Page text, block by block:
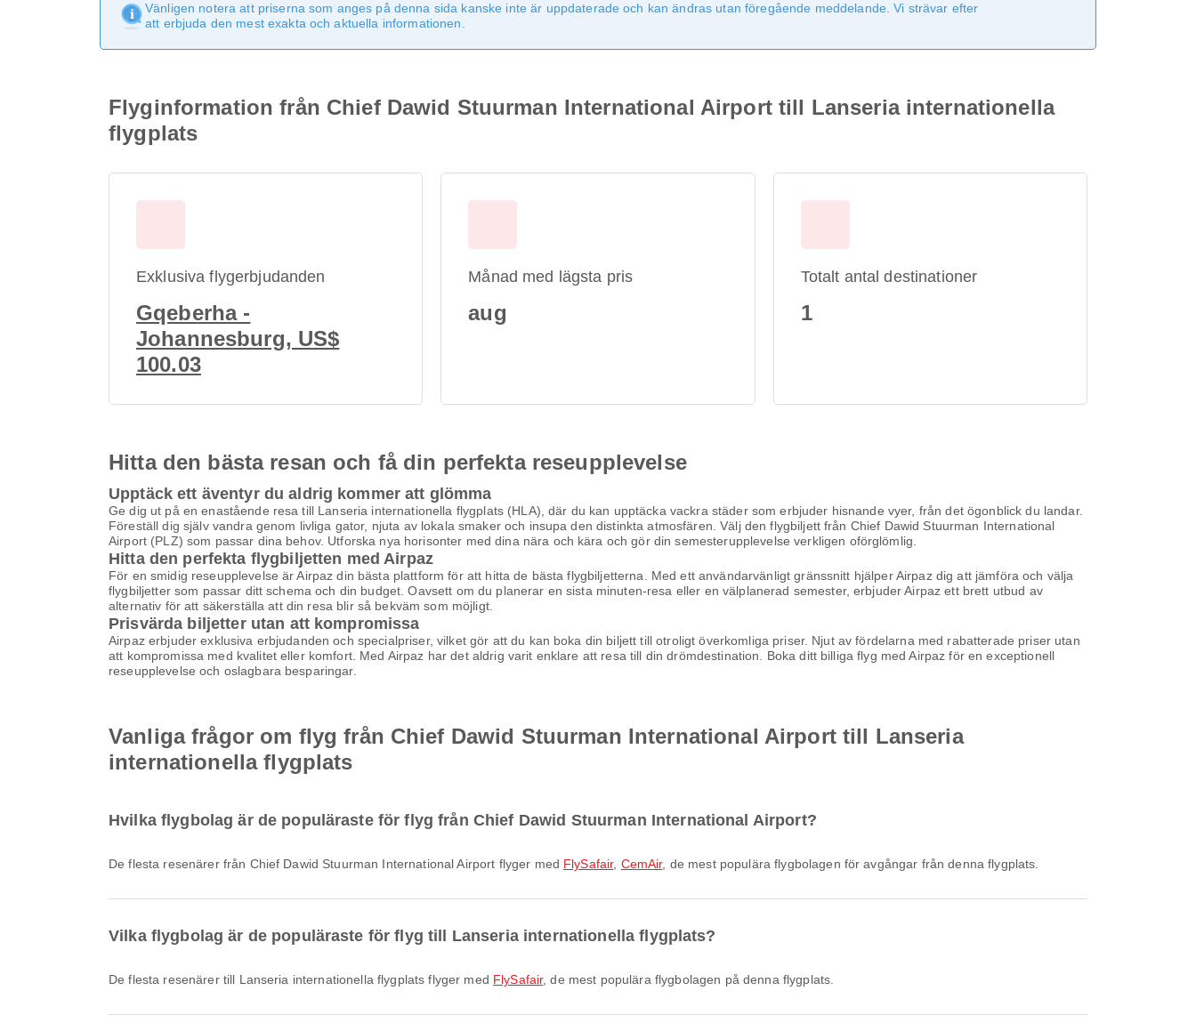
Vänligen notera att priserna som anges på denna sida kanske inte är uppdaterade och kan ändras utan föregående meddelande. Vi strävar efter
att erbjuda den mest exakta och aktuella informationen.
Flyginformation från Chief Dawid Stuurman International Airport till Lanseria internationella
flygplats
Exklusiva flygerbjudanden
Gqeberha -
Johannesburg, US$
100.03
Månad med lägsta pris
aug
Totalt antal destinationer
1
Hitta den bästa resan och få din perfekta reseupplevelse
Upptäck ett äventyr du aldrig kommer att glömma
Ge dig ut på en enastående resa till Lanseria internationella flygplats (HLA), där du kan upptäcka vackra städer som erbjuder hisnande vyer, från det ögonblick du landar.
Föreställ dig själv vandra genom livliga gator, njuta av lokala smaker och insupa den distinkta atmosfären. Välj den flygbiljett från Chief Dawid Stuurman International
Airport (PLZ) som passar dina behov. Utforska nya horisonter med dina nära och kära och gör din semesterupplevelse verkligen oförglömlig.
Hitta den perfekta flygbiljetten med Airpaz
För en smidig reseupplevelse är Airpaz din bästa plattform för att hitta de bästa flygbiljetterna. Med ett användarvänligt gränssnitt hjälper Airpaz dig att jämföra och välja
flygbiljetter som passar ditt schema och din budget. Oavsett om du planerar en sista minuten-resa eller en välplanerad semester, erbjuder Airpaz ett brett utbud av
alternativ för att säkerställa att din resa blir så bekväm som möjligt.
Prisvärda biljetter utan att kompromissa
Airpaz erbjuder exklusiva erbjudanden och specialpriser, vilket gör att du kan boka din biljett till otroligt överkomliga priser. Njut av fördelarna med rabatterade priser utan
att kompromissa med kvalitet eller komfort. Med Airpaz har det aldrig varit enklare att resa till din drömdestination. Boka ditt billiga flyg med Airpaz för en exceptionell
reseupplevelse och oslagbara besparingar.
Vanliga frågor om flyg från Chief Dawid Stuurman International Airport till Lanseria
internationella flygplats
Hvilka flygbolag är de populäraste för flyg från Chief Dawid Stuurman International Airport?
De flesta resenärer från Chief Dawid Stuurman International Airport flyger med FlySafair, CemAir, de mest populära flygbolagen för avgångar från denna flygplats.
Vilka flygbolag är de populäraste för flyg till Lanseria internationella flygplats?
De flesta resenärer till Lanseria internationella flygplats flyger med FlySafair, de mest populära flygbolagen på denna flygplats.